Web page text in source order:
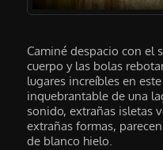
Caminé despacio con el
cuerpo y las bolas
lugares increíbles en
inquebrantable de una
sonido, extrañas isletas
extrañas formas,
de blanco hielo.